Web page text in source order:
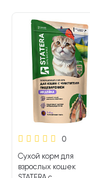
0
Сухой корм для
взрослых кошек